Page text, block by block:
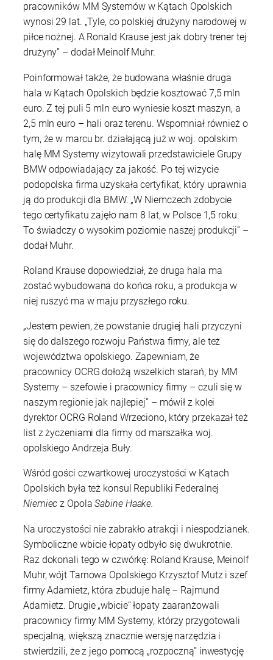
pracowników MM Systemów w Kątach Opolskich
wynosi 29 lat. „Tyle, co polskiej drużyny narodowej w
piłce nożnej. A Ronald Krause jest jak dobry trener tej
drużyny” – dodał Meinolf Muhr.
Poinformował także, że budowana właśnie druga
hala w Kątach Opolskich będzie kosztować 7,5 mln
euro. Z tej puli 5 mln euro wyniesie koszt maszyn, a
2,5 mln euro – hali oraz terenu. Wspomniał również o
tym, że w marcu br. działającą już w woj. opolskim
halę MM Systemy wizytowali przedstawiciele Grupy
BMW odpowiadający za jakość. Po tej wizycie
podopolska firma uzyskała certyfikat, który uprawnia
ją do produkcji dla BMW. „W Niemczech zdobycie
tego certyfikatu zajęło nam 8 lat, w Polsce 1,5 roku.
To świadczy o wysokim poziomie naszej produkcji” –
dodał Muhr.
Roland Krause dopowiedział, że druga hala ma
zostać wybudowana do końca roku, a produkcja w
niej ruszyć ma w maju przyszłego roku.
„Jestem pewien, że powstanie drugiej hali przyczyni
się do dalszego rozwoju Państwa firmy, ale też
województwa opolskiego. Zapewniam, że
pracownicy OCRG dołożą wszelkich starań, by MM
Systemy – szefowie i pracownicy firmy – czuli się w
naszym regionie jak najlepiej” – mówił z kolei
dyrektor OCRG Roland Wrzeciono, który przekazał też
list z życzeniami dla firmy od marszałka woj.
opolskiego Andrzeja Buły.
Wśród gości czwartkowej uroczystości w Kątach
Opolskich była też konsul Republiki Federalnej
Niemiec z OpolaSabine Haake.
Na uroczystości nie zabrakło atrakcji i niespodzianek.
Symboliczne wbicie łopaty odbyło się dwukrotnie.
Raz dokonali tego w czwórkę: Roland Krause, Meinolf
Muhr, wójt Tarnowa Opolskiego Krzysztof Mutz i szef
firmy Adamietz, która zbuduje halę – Rajmund
Adamietz. Drugie „wbicie” łopaty zaaranżowali
pracownicy firmy MM Systemy, którzy przygotowali
specjalną, większą znacznie wersję narzędzia i
stwierdzili, że z jego pomocą „rozpoczną” inwestycję